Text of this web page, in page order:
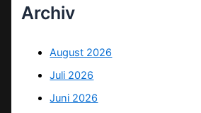
Archiv
August 2026
Juli 2026
Juni 2026